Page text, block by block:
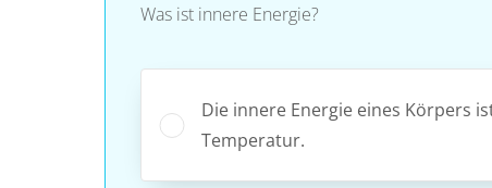
Was ist innere Energie?
Die innere Energie eines Körpers
Temperatur.